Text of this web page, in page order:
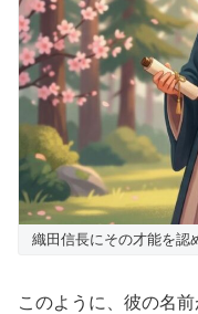
織田信長にその才能を認
このように、彼の名前